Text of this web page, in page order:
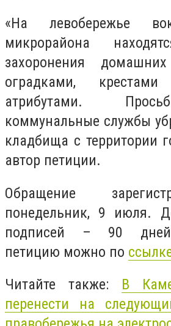
«На левобережье
микрорайона
захоронения
оградками,
атрибутами.
коммунальные службы
кладбища с территории
автор петиции.
Обращение
понедельник, 9 июля.
подписей – 90
петицию можно по
Читайте также: В
перенести на